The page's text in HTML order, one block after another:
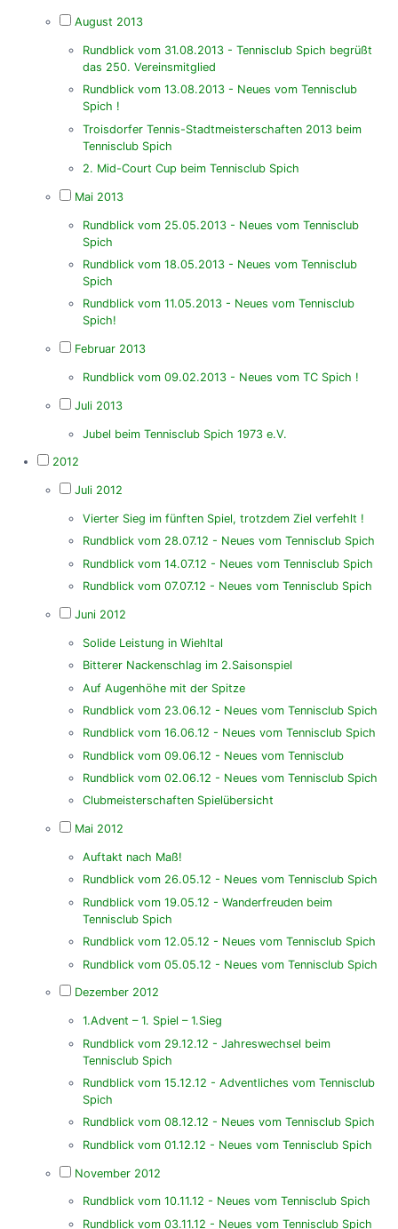
August 2013
Rundblick vom 31.08.2013 - Tennisclub Spich begrüßt
das 250. Vereinsmitglied
Rundblick vom 13.08.2013 - Neues vom Tennisclub
Spich !
Troisdorfer Tennis-Stadtmeisterschaften 2013 beim
Tennisclub Spich
2. Mid-Court Cup beim Tennisclub Spich
Mai 2013
Rundblick vom 25.05.2013 - Neues vom Tennisclub
Spich
Rundblick vom 18.05.2013 - Neues vom Tennisclub
Spich
Rundblick vom 11.05.2013 - Neues vom Tennisclub
Spich!
Februar 2013
Rundblick vom 09.02.2013 - Neues vom TC Spich !
Juli 2013
Jubel beim Tennisclub Spich 1973 e.V.
2012
Juli 2012
Vierter Sieg im fünften Spiel, trotzdem Ziel verfehlt !
Rundblick vom 28.07.12 - Neues vom Tennisclub Spich
Rundblick vom 14.07.12 - Neues vom Tennisclub Spich
Rundblick vom 07.07.12 - Neues vom Tennisclub Spich
Juni 2012
Solide Leistung in Wiehltal
Bitterer Nackenschlag im 2.Saisonspiel
Auf Augenhöhe mit der Spitze
Rundblick vom 23.06.12 - Neues vom Tennisclub Spich
Rundblick vom 16.06.12 - Neues vom Tennisclub Spich
Rundblick vom 09.06.12 - Neues vom Tennisclub
Rundblick vom 02.06.12 - Neues vom Tennisclub Spich
Clubmeisterschaften Spielübersicht
Mai 2012
Auftakt nach Maß!
Rundblick vom 26.05.12 - Neues vom Tennisclub Spich
Rundblick vom 19.05.12 - Wanderfreuden beim
Tennisclub Spich
Rundblick vom 12.05.12 - Neues vom Tennisclub Spich
Rundblick vom 05.05.12 - Neues vom Tennisclub Spich
Dezember 2012
1.Advent – 1. Spiel – 1.Sieg
Rundblick vom 29.12.12 - Jahreswechsel beim
Tennisclub Spich
Rundblick vom 15.12.12 - Adventliches vom Tennisclub
Spich
Rundblick vom 08.12.12 - Neues vom Tennisclub Spich
Rundblick vom 01.12.12 - Neues vom Tennisclub Spich
November 2012
Rundblick vom 10.11.12 - Neues vom Tennisclub Spich
Rundblick vom 03.11.12 - Neues vom Tennisclub Spich